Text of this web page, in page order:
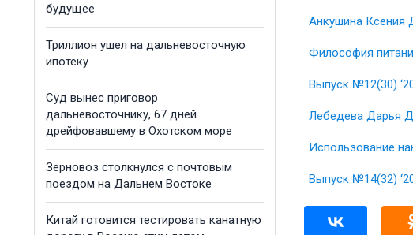
будущее
Триллион ушел на дальневосточную
ипотеку
Суд вынес приговор
дальневосточнику, 67 дней
дрейфовавшему в Охотском море
Зерновоз столкнулся с почтовым
поездом на Дальнем Востоке
Китай готовится тестировать канатную
Анкушина Ксения
Философия
Выпуск №12(30)
Лебедева Дарья
Использование
Выпуск №14(32)